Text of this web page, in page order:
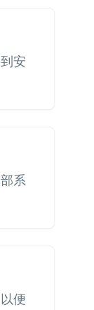
安
系
便